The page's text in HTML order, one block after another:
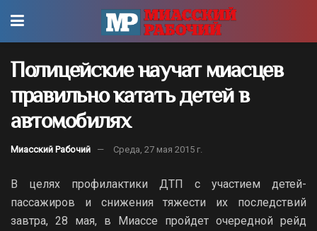
Полицейские научат миасцев
правильно катать детей в
автомобилях
Миасский Рабочий Среда, 27 мая 2015 г.
В целях профилактики ДТП с участием детей-
пассажиров и снижения тяжести их последствий
завтра, 28 мая, в Миассе пройдет очередной рейд